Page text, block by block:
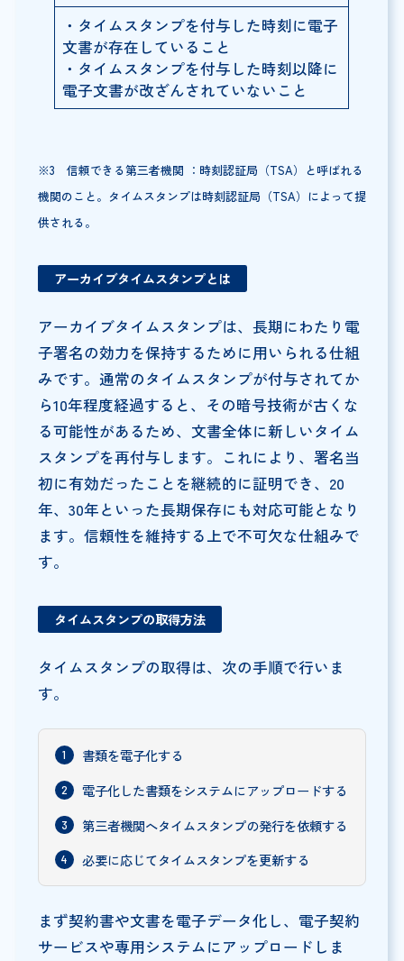
・タイムスタンプを付与した時刻に電子
文書が存在していること
・タイムスタンプを付与した時刻以降に
電子文書が改ざんされていないこと
※3 信頼できる第三者機関 ：時刻認証局（TSA）と呼ばれる
機関のこと。タイムスタンプは時刻認証局（TSA）によって提
供される。
アーカイブタイムスタンプとは
アーカイブタイムスタンプは、長期にわたり電
子署名の効力を保持するために用いられる仕組
みです。通常のタイムスタンプが付与されてか
ら10年程度経過すると、その暗号技術が古くな
る可能性があるため、文書全体に新しいタイム
スタンプを再付与します。これにより、署名当
初に有効だったことを継続的に証明でき、20
年、30年といった長期保存にも対応可能となり
ます。信頼性を維持する上で不可欠な仕組みで
す。
タイムスタンプの取得方法
タイムスタンプの取得は、次の手順で行いま
す。
書類を電子化する
電子化した書類をシステムにアップロードする
第三者機関へタイムスタンプの発行を依頼する
必要に応じてタイムスタンプを更新する
まず契約書や文書を電子データ化し、電子契約
サービスや専用システムにアップロードしま